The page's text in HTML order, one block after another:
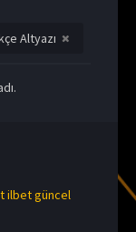
Altyazı
ilbet güncel